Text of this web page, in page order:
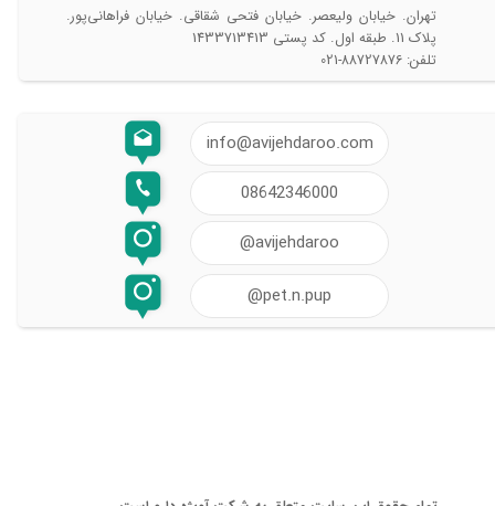
تهران. خیابان ولیعصر. خیابان فتحی شقاقی. خیابان فراهانی‌پور.
پلاک 11. طبقه اول. کد پستی 1433713413
تلفن: 88727876-021
info@avijehdaroo.com
08642346000
@avijehdaroo
@pet.n.pup